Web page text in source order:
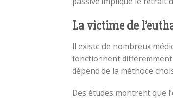
La victime de
Il existe de nombreux
fonctionnent différemment
dépend de la méthode
Des études montrent que